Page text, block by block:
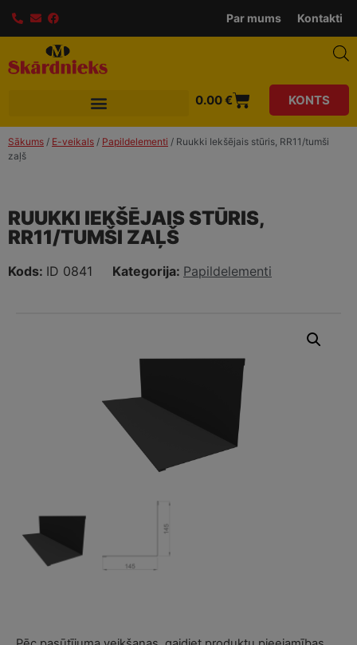
Par mums Kontakti
0.00€ KONTS
Sākums / E-veikals / Papildelementi / Ruukki Iekšējais stūris, RR11/tumši
zaļš
RUUKKI IEKŠĒJAIS STŪRIS,
RR11/TUMŠI ZAĻŠ
Kods: ID 0841 Kategorija: Papildelementi